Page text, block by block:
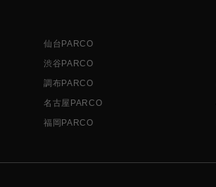
仙台PARCO
渋谷PARCO
調布PARCO
名古屋PARCO
福岡PARCO